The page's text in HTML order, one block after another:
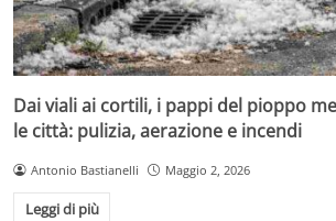
Dai viali ai cortili, i pappi del pioppo
le città: pulizia, aerazione e incendi
Antonio Bastianelli Maggio 2, 2026
Leggi di più